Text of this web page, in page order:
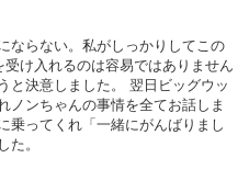
ならない。私がしっかりしてこの
け入れるのは容易ではありません
と決意しました。 翌日ビッグウッ
ノンちゃんの事情を全てお話しま
乗ってくれ「一緒にがんばりまし
た。